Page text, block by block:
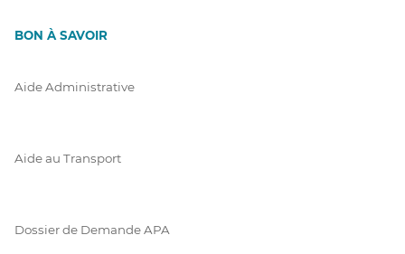
BON À SAVOIR
Aide Administrative
Aide au Transport
Dossier de Demande APA